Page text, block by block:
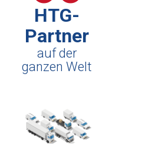
HTG-
Partner
auf der
ganzen Welt